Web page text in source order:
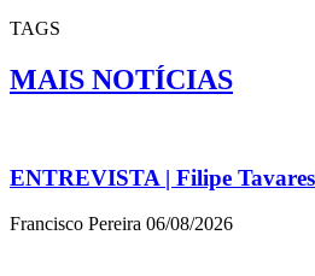
TAGS
MAIS NOTÍCIAS
ENTREVISTA | Filipe
Francisco Pereira 06/08/2026